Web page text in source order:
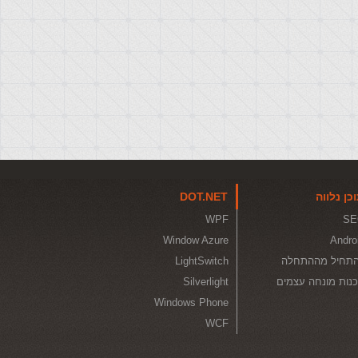
נלווה
מההתחלה
מונחה עצמים
DOT.NET
WPF
Window Azure
LightSwitch
Silverlight
Windows Phone
WCF